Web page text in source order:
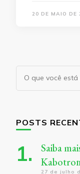
20 DE MAIO DE
Procurando
algo?
POSTS
Saiba
27 de julho